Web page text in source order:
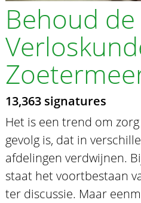
Behoud
13,363 signatures
Het is een trend om
gevolg is, dat in
afdelingen verdwijnen.
staat het voortbestaan
ter discussie. Maar